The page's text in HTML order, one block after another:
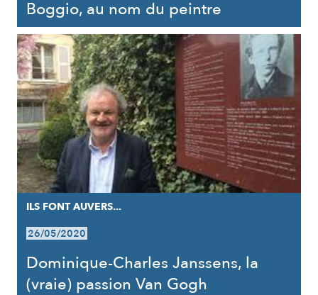
Boggio, au nom du peintre
ILS FONT AUVERS...
26/05/2020
Dominique-Charles Janssens, la
(vraie) passion Van Gogh